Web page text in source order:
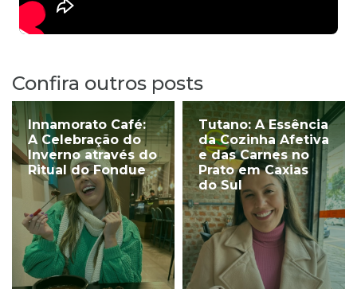
Confira outros posts
Innamorato Café:
A Celebração do
Inverno através do
Ritual do Fondue
Tutano: A Essência
da Cozinha Afetiva
e das Carnes no
Prato em Caxias
do Sul